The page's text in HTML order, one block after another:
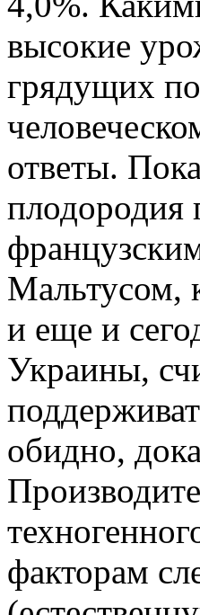
высокие
грядущих
ответы.
плодородия
Мальтусом,
и еще и
Украины,
обидно,
факторам